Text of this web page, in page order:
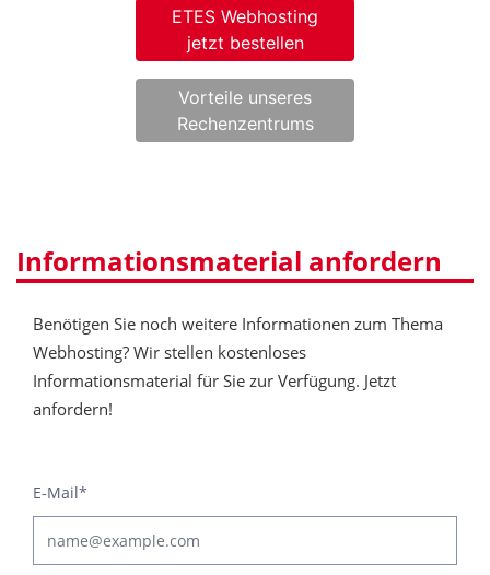
Vorteile unseres
Rechenzentrums
ETES Webhosting
jetzt bestellen
Informationsmaterial anfordern
Benötigen Sie noch weitere Informationen zum Thema
Webhosting? Wir stellen kostenloses
Informationsmaterial für Sie zur Verfügung. Jetzt
anfordern!
E-Mail*